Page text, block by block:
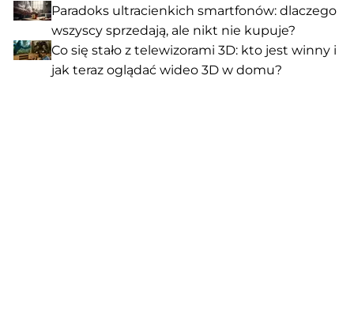
Paradoks ultracienkich smartfonów: dlaczego
wszyscy sprzedają, ale nikt nie kupuje?
Co się stało z telewizorami 3D: kto jest winny i
jak teraz oglądać wideo 3D w domu?